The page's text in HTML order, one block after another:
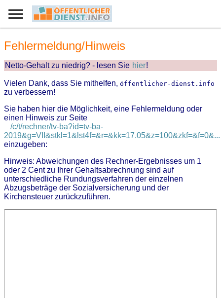
Fehlermeldung/Hinweis
Netto-Gehalt zu niedrig? - lesen Sie hier!
Vielen Dank, dass Sie mithelfen, öffentlicher-dienst.info
zu verbessern!
Sie haben hier die Möglichkeit, eine Fehlermeldung oder
einen Hinweis zur Seite
/c/t/rechner/tv-ba?id=tv-ba-
2019&g=VII&stkl=1&lst4f=&r=&kk=17.05&z=100&zkf=&f=0&...
einzugeben:
Hinweis: Abweichungen des Rechner-Ergebnisses um 1
oder 2 Cent zu Ihrer Gehaltsabrechnung sind auf
unterschiedliche Rundungsverfahren der einzelnen
Abzugsbeträge der Sozialversicherung und der
Kirchensteuer zurückzuführen.